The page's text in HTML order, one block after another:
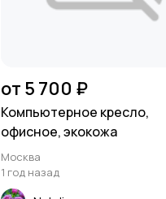
от 5 700 ₽
Компьютерное кресло,
офисное, экокожа
Москва
1 год назад